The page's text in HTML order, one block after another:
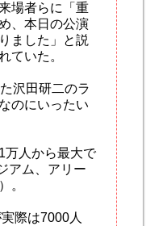
場者らに「重
、本日の公演
ました」と説
ていた。
沢田研二のラ
のにいったい
万人から最大で
アム、アリー
。
際は7000人